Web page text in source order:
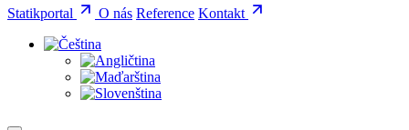
Statikportal
O nás Reference Kontakt